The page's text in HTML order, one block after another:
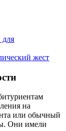
для
жест
на
или обычный
Они имели